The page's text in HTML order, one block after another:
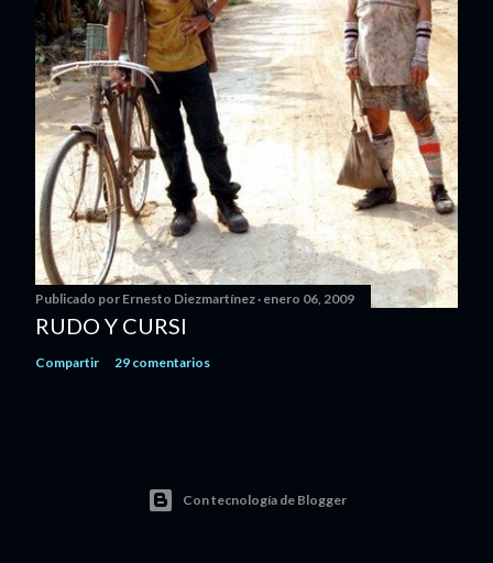
Publicado por Ernesto Diezmartínez enero 06, 2009
RUDO Y CURSI
Compartir 29 comentarios
Con tecnología de Blogger